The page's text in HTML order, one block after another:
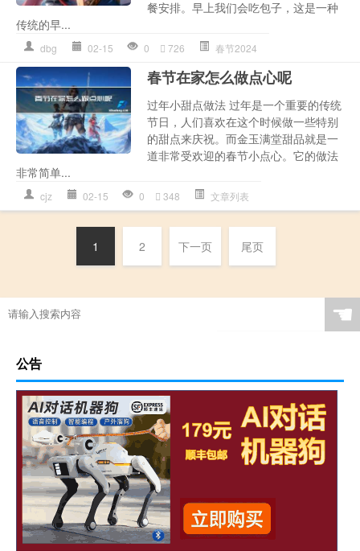
餐安排。早上我们会吃包子，这是一种
传统的早...
dbg 02-15 0 726 春节2024
春节在家怎么做点心呢
过年小甜点做法 过年是一个重要的传统
节日，人们喜欢在这个时候做一些特别
的甜点来庆祝。而金玉满堂甜品就是一
道非常受欢迎的春节小点心。它的做法
非常简单...
cjz 02-15 0 348 文章列表
1 2 下一页 尾页
☚
公告